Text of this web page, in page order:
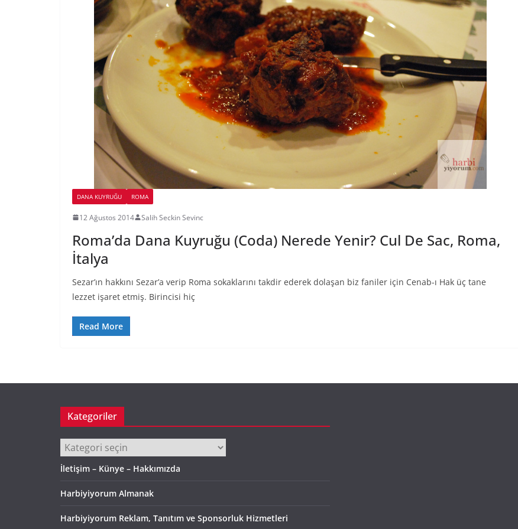
DANA KUYRUĞU ROMA
12 Ağustos 2014 Salih Seckin Sevinc
Roma’da Dana Kuyruğu (Coda) Nerede Yenir? Cul De Sac, Roma,
İtalya
Sezar’ın hakkını Sezar’a verip Roma sokaklarını takdir ederek dolaşan biz faniler için Cenab-ı Hak üç tane
lezzet işaret etmiş. Birincisi hiç
Read More
Kategoriler
Kategoriler
İletişim – Künye – Hakkımızda
Harbiyiyorum Almanak
Harbiyiyorum Reklam, Tanıtım ve Sponsorluk Hizmetleri